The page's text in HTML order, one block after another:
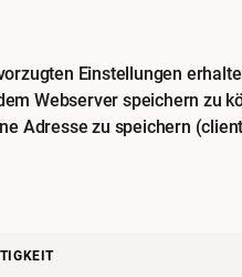
Einstellungen
Webserver speichern zu
Adresse zu speichern